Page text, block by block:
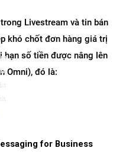
Livestream và tin bán
khó chốt đơn hàng giá trị
hạn số tiền được nâng lên
Omni), đó là:
for Business